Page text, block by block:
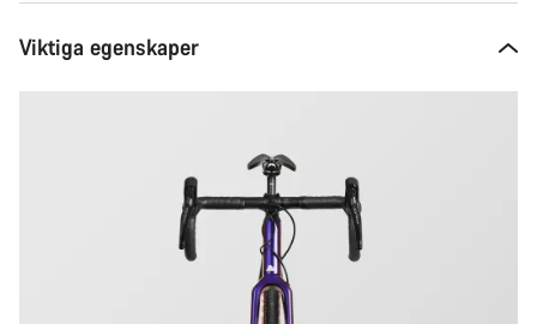
Viktiga egenskaper